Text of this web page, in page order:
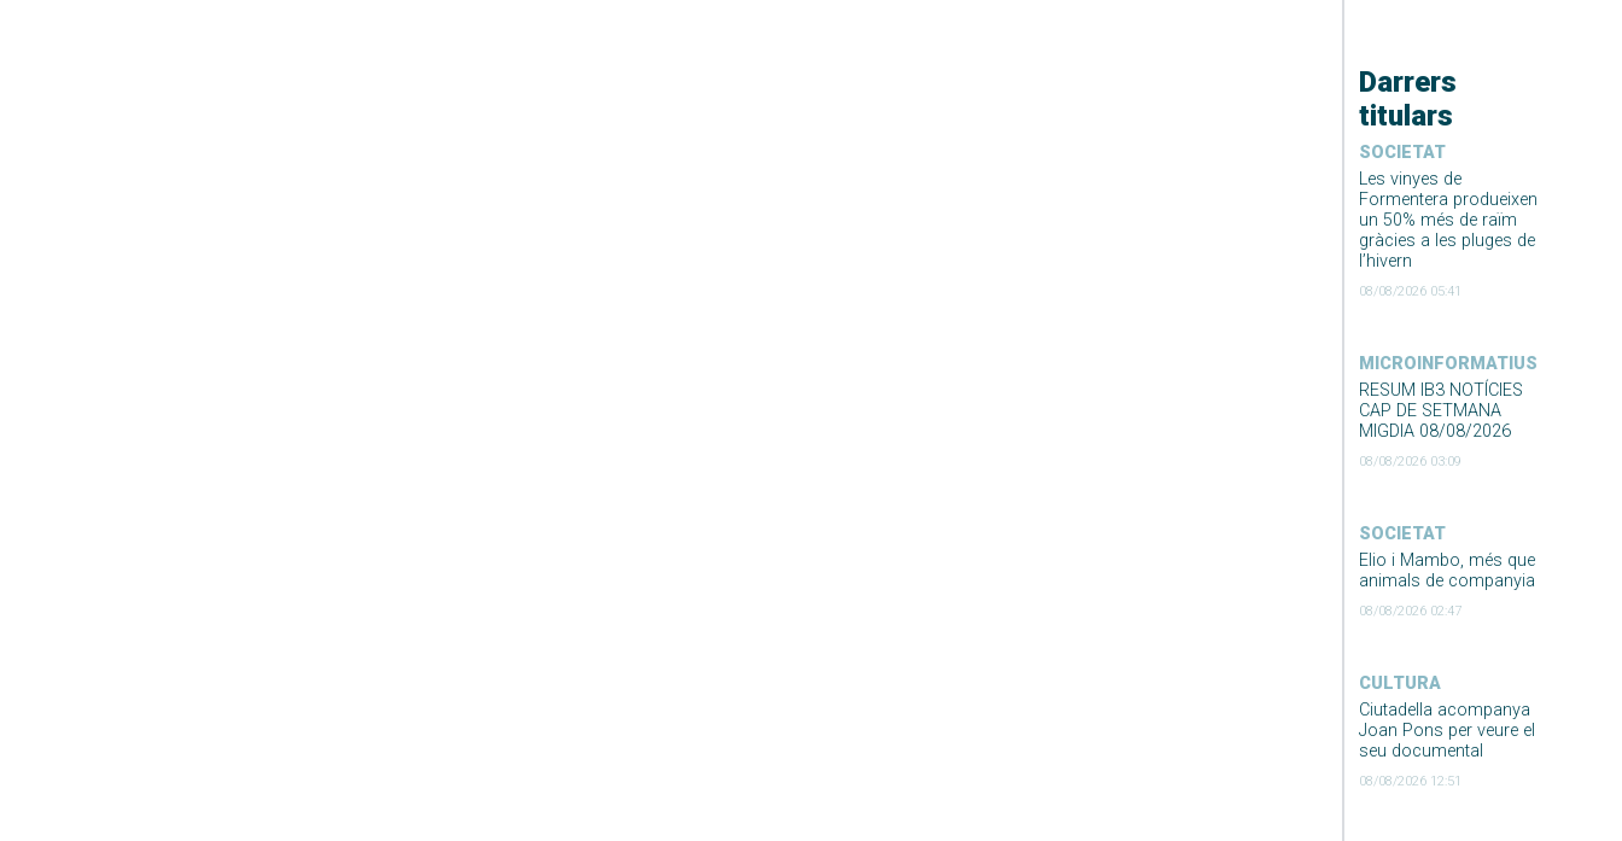
Darrers
titulars
SOCIETAT
Les vinyes de
Formentera produeixen
un 50% més de raïm
gràcies a les pluges de
l’hivern
08/08/2026 05:41
MICROINFORMATIUS
RESUM IB3 NOTÍCIES
CAP DE SETMANA
MIGDIA 08/08/2026
08/08/2026 03:09
SOCIETAT
Elio i Mambo, més que
animals de companyia
08/08/2026 02:47
CULTURA
Ciutadella acompanya
Joan Pons per veure el
seu documental
08/08/2026 12:51